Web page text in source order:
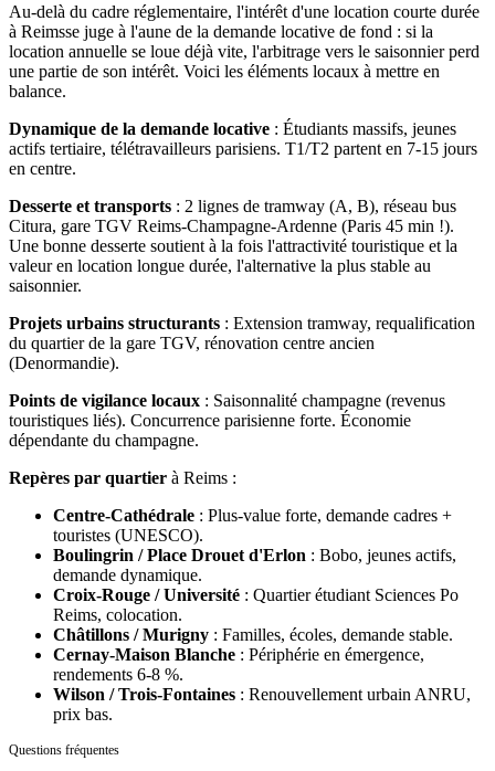
Au-delà du cadre réglementaire, l'intérêt d'une location courte durée
à Reimsse juge à l'aune de la demande locative de fond : si la
location annuelle se loue déjà vite, l'arbitrage vers le saisonnier perd
une partie de son intérêt. Voici les éléments locaux à mettre en
balance.
Dynamique de la demande locative : Étudiants massifs, jeunes
actifs tertiaire, télétravailleurs parisiens. T1/T2 partent en 7-15 jours
en centre.
Desserte et transports : 2 lignes de tramway (A, B), réseau bus
Citura, gare TGV Reims-Champagne-Ardenne (Paris 45 min !).
Une bonne desserte soutient à la fois l'attractivité touristique et la
valeur en location longue durée, l'alternative la plus stable au
saisonnier.
Projets urbains structurants : Extension tramway, requalification
du quartier de la gare TGV, rénovation centre ancien
(Denormandie).
Points de vigilance locaux : Saisonnalité champagne (revenus
touristiques liés). Concurrence parisienne forte. Économie
dépendante du champagne.
Repères par quartier à Reims :
Centre-Cathédrale : Plus-value forte, demande cadres +
touristes (UNESCO).
Boulingrin / Place Drouet d'Erlon : Bobo, jeunes actifs,
demande dynamique.
Croix-Rouge / Université : Quartier étudiant Sciences Po
Reims, colocation.
Châtillons / Murigny : Familles, écoles, demande stable.
Cernay-Maison Blanche : Périphérie en émergence,
rendements 6-8 %.
Wilson / Trois-Fontaines : Renouvellement urbain ANRU,
prix bas.
Questions fréquentes